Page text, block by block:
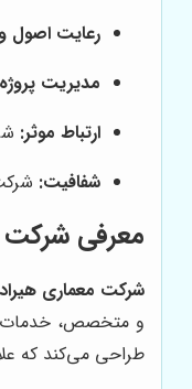
رعایت اصول
مدیریت
ارتباط موثر:
شفافیت:
معرفی شرکت
شرکت معماری
و متخصص، خدمات
طراحی می‌کند که